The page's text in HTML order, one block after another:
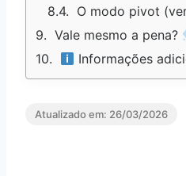
O modo pivot (vertical) funciona
Vale mesmo a pena?
Informações
Atualizado em: 26/03/2026